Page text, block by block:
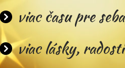
viac času pre
viac lásky,